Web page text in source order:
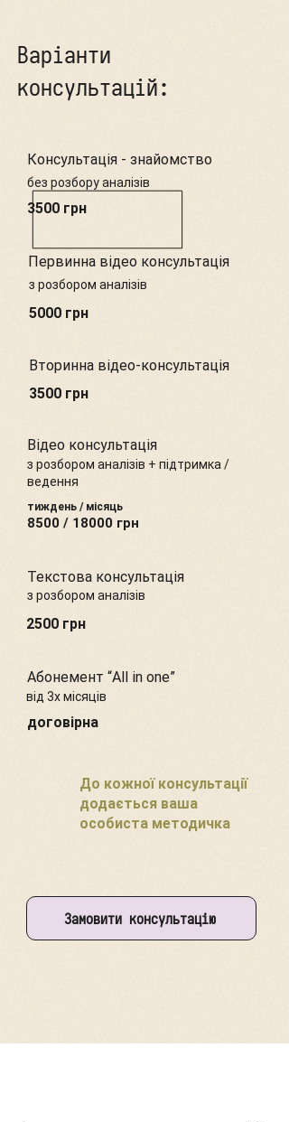
Варіанти
консультацій:
Консультація - знайомство
3500 грн
​​без розбору аналізів
До кожної консультації
додається ваша
особиста методичка
Замовити консультацію
Первинна відео консультація
5000 грн
з розбором аналізів
Вторинна відео-консультація
3500 грн
Відео консультація
з розбором аналізів + підтримка /
ведення
тиждень / місяць
8500 / 18000 грн
Текстова консультація
2500 грн
з розбором аналізів
Абонемент “All in one”
договірна
від 3х місяців